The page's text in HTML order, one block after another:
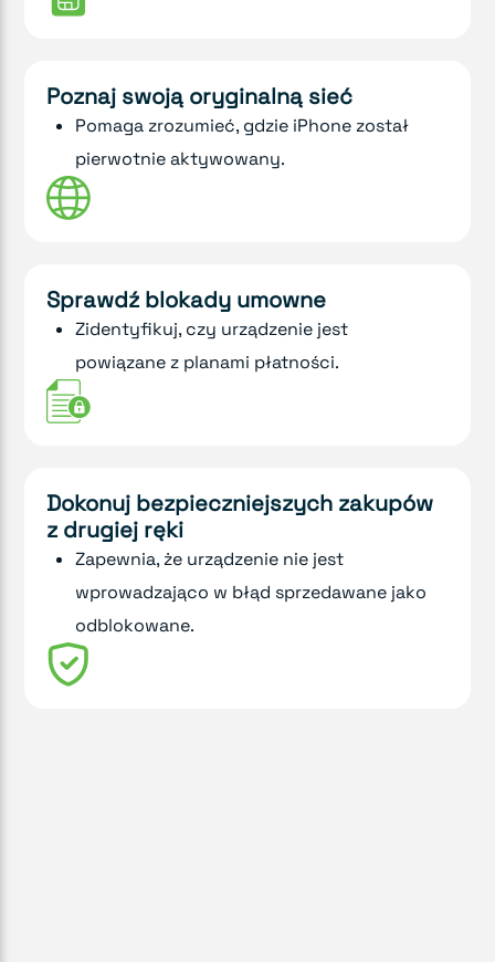
Poznaj swoją oryginalną sieć
Pomaga zrozumieć, gdzie iPhone został
pierwotnie aktywowany.
Sprawdź blokady umowne
Zidentyfikuj, czy urządzenie jest
powiązane z planami płatności.
Dokonuj bezpieczniejszych zakupów
z drugiej ręki
Zapewnia, że urządzenie nie jest
wprowadzająco w błąd sprzedawane jako
odblokowane.